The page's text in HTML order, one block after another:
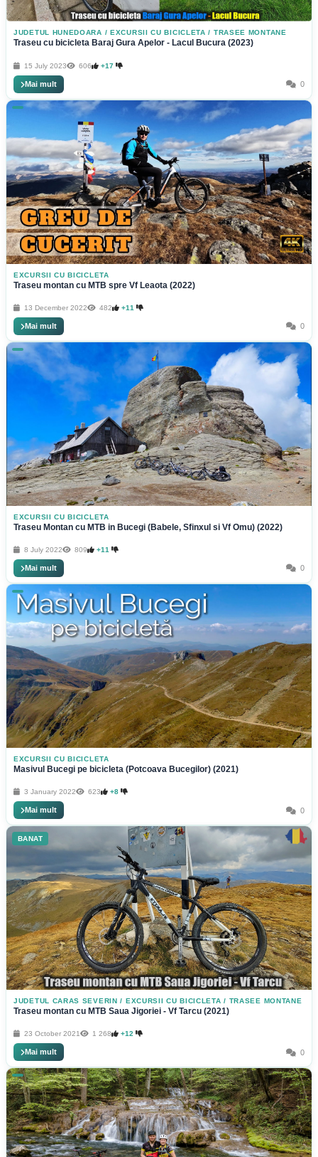
JUDETUL HUNEDOARA /EXCURSII CU BICICLETA / TRASEE MONTANE
Traseu cu bicicleta Baraj Gura Apelor - Lacul Bucura (2023)
15 July 2023 606 +17
Mai mult 0
EXCURSII CU BICICLETA
Traseu montan cu MTB spre Vf Leaota (2022)
13 December 2022 482 +11
Mai mult 0
EXCURSII CU BICICLETA
Traseu Montan cu MTB in Bucegi (Babele, Sfinxul si Vf Omu) (2022)
8 July 2022 809 +11
Mai mult 0
EXCURSII CU BICICLETA
Masivul Bucegi pe bicicleta (Potcoava Bucegilor) (2021)
3 January 2022 623 +8
Mai mult 0
BANAT
JUDETUL CARAS SEVERIN / EXCURSII CU BICICLETA / TRASEE MONTANE
Traseu montan cu MTB Saua Jigoriei - Vf Tarcu (2021)
23 October 2021 1 268 +12
Mai mult 0